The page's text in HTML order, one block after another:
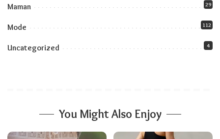
Maman 29
Mode 112
Uncategorized 4
You Might Also Enjoy